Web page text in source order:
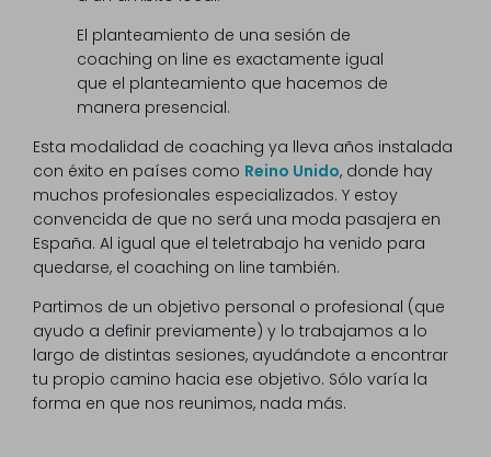
El planteamiento de una sesión de
coaching on line es exactamente igual
que el planteamiento que hacemos de
manera presencial.
Esta modalidad de coaching ya lleva años instalada
con éxito en países como Reino Unido, donde hay
muchos profesionales especializados. Y estoy
convencida de que no será una moda pasajera en
España. Al igual que el teletrabajo ha venido para
quedarse, el coaching on line también.
Partimos de un objetivo personal o profesional (que
ayudo a definir previamente) y lo trabajamos a lo
largo de distintas sesiones, ayudándote a encontrar
tu propio camino hacia ese objetivo. Sólo varía la
forma en que nos reunimos, nada más.